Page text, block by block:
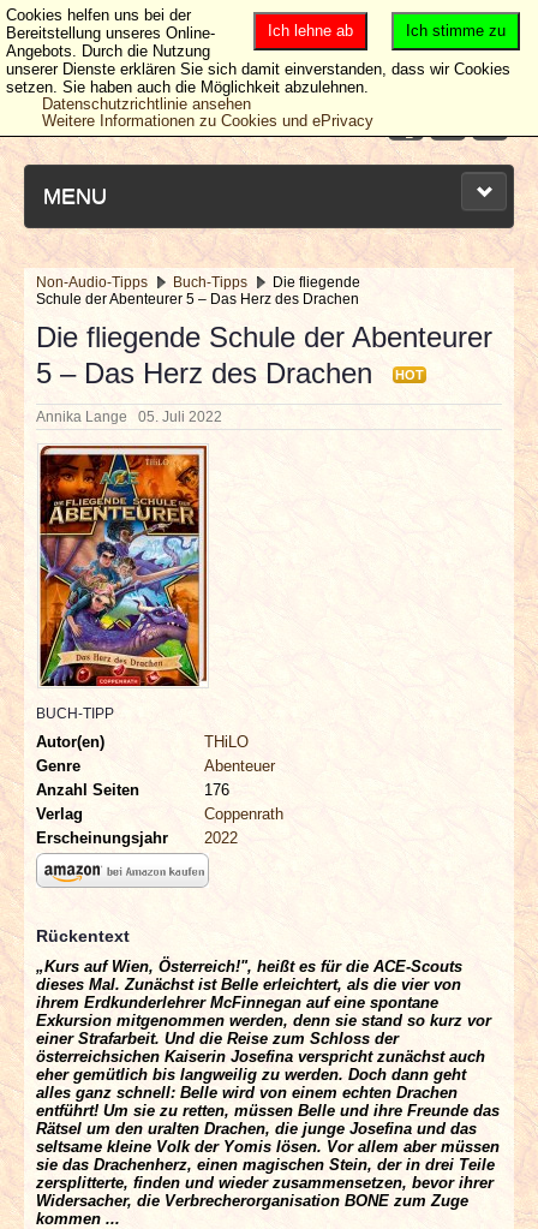
MENU
NEUESTE ARTIKEL
NEWS & DATES
BERICHTE
VERLOSUNGEN
INTERVIEWS
SPECIALS
REDAKTION
LINKS
ARCHIV
Non-Audio-Tipps Buch-Tipps
Die fliegende
Schule der Abenteurer 5 – Das Herz des Drachen
Die fliegende Schule der Abenteurer
5 – Das Herz des Drachen
HOT
Annika Lange 05. Juli 2022
BUCH-TIPP
Autor(en)
THiLO
Genre
Abenteuer
Anzahl Seiten
176
Verlag
Coppenrath
Erscheinungsjahr
2022
Rückentext
„Kurs auf Wien, Österreich!", heißt es für die ACE-Scouts
dieses Mal. Zunächst ist Belle erleichtert, als die vier von
ihrem Erdkunderlehrer McFinnegan auf eine spontane
Exkursion mitgenommen werden, denn sie stand so kurz vor
einer Strafarbeit. Und die Reise zum Schloss der
österreichsichen Kaiserin Josefina verspricht zunächst auch
eher gemütlich bis langweilig zu werden. Doch dann geht
alles ganz schnell: Belle wird von einem echten Drachen
entführt! Um sie zu retten, müssen Belle und ihre Freunde das
Rätsel um den uralten Drachen, die junge Josefina und das
seltsame kleine Volk der Yomis lösen. Vor allem aber müssen
sie das Drachenherz, einen magischen Stein, der in drei Teile
zersplitterte, finden und wieder zusammensetzen, bevor ihrer
Widersacher, die Verbrecherorganisation BONE zum Zuge
kommen ...
Ich stimme zu
Ich lehne ab
Cookies helfen uns bei der
Bereitstellung unseres Online-
Angebots. Durch die Nutzung
unserer Dienste erklären Sie sich damit einverstanden, dass wir Cookies
setzen. Sie haben auch die Möglichkeit abzulehnen.
Datenschutzrichtlinie ansehen
Weitere Informationen zu Cookies und ePrivacy